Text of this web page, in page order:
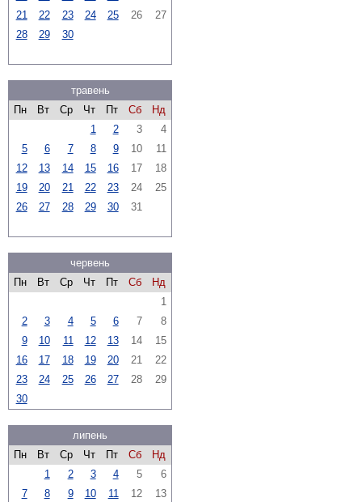
21
22 23 24 25 26
27
28
29 30
травень
Пн
Вт Ср Чт Пт Сб
Нд
1
2 3
4
5
6 7 8 9 10
11
12
13 14 15 16 17
18
19
20 21 22 23 24
25
26
27 28 29 30 31
червень
Пн
Вт Ср Чт Пт Сб
Нд
1
2
3 4 5 6 7
8
9
10 11 12 13 14
15
16
17 18 19 20 21
22
23
24 25 26 27 28
29
30
липень
Пн
Вт Ср Чт Пт Сб
Нд
1
2 3 4 5
6
7
8 9 10 11 12
13